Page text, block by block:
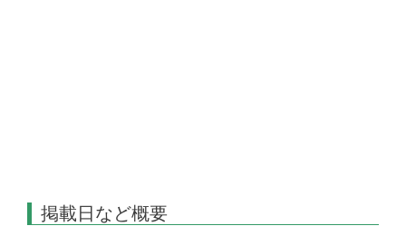
掲載日など概要